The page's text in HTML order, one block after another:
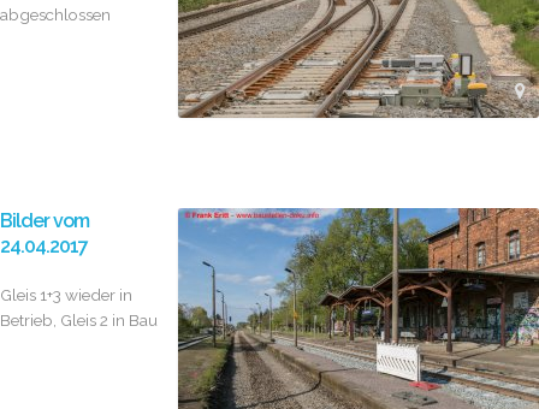
abgeschlossen
Bilder vom
24.04.2017
Gleis 1+3 wieder in
Betrieb, Gleis 2 in Bau